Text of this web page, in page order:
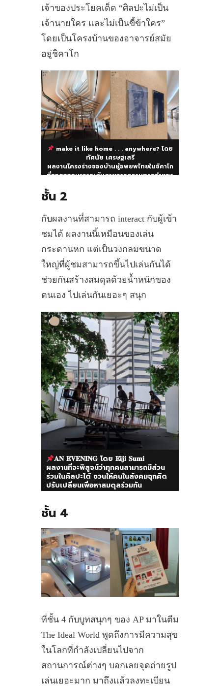
เจ้าของประโยคเด็ด “ศิลปะไม่เป็น
เจ้านายใคร และไม่เป็นขี้ข้าใคร”
โดยเป็นโครงบ้านของอาจารย์สมัย
อยู่ชิคาโก
make it like home . . . anywhere? โดย
ทัศนัย เศรษฐเสรี
ผลงานโครงร่างของบ้านผู้อพยพไทยในชิคาโก
ที่ถอดออกมาจากเส้นสายจากความทรงจำของ
สำรวจมโนทัศน์ของตนเองในเรื่องเกี่ยวกับ
เวลา ทั้งเวลาจริงและเวลาในความทรงจำ
ชั้น 2
กับผลงานที่สามารถ interact กับผู้เข้า
ชมได้ ผลงานนี้เหมือนของเล่น
กระดานหก แต่เป็นวงกลมขนาด
ใหญ่ที่ผู้ชมสามารถขึ้นไปเล่นกันได้
ช่วยกันสร้างสมดุลด้วยน้ำหนักของ
ตนเอง ไปเล่นกันเยอะๆ สนุก
𝐀𝐍 𝐄𝐕𝐄𝐍𝐈𝐍𝐆 โดย 𝐄𝐢𝐣𝐢 𝐒𝐮𝐦𝐢
ผลงานที่จะพิสูจน์ว่าทุกคนสามารถมีส่วน
ร่วมในศิลปะได้ ชวนให้คนในสังคมฉุกคิด
ปรับเปลี่ยนเพื่อหาสมดุลร่วมกัน
ชั้น 4
ที่ชั้น 4 กับบูทสนุกๆ ของ AP มาในตีม
The Ideal World พูดถึงการมีความสุข
ในโลกที่กำลังเปลี่ยนไปจาก
สถานการณ์ต่างๆ บอกเลยจุดถ่ายรูป
เล่นเยอะมาก มาถึงแล้วลงทะเบียน